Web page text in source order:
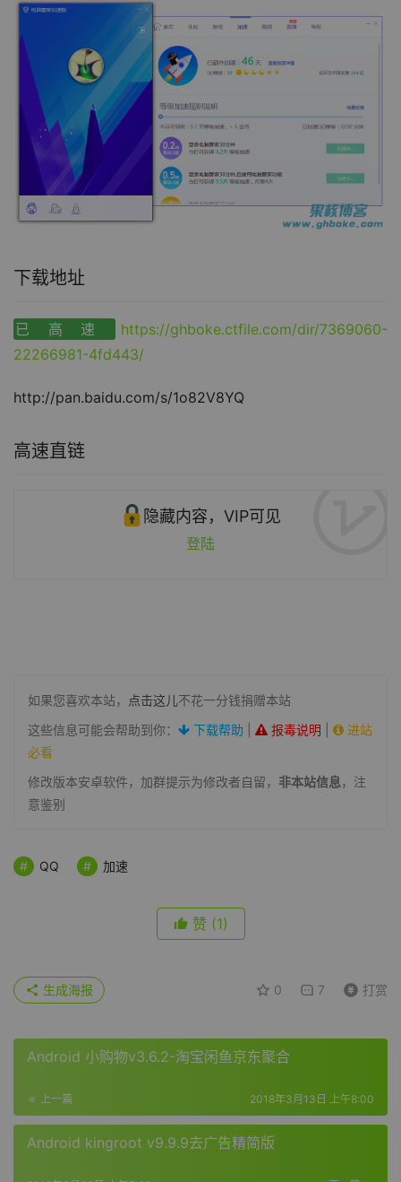
下载地址
已高速
https://ghboke.ctfile.com/dir/7369060-
22266981-4fd443/
http://pan.baidu.com/s/1o82V8YQ
高速直链
隐藏内容，VIP可见
登陆
如果您喜欢本站， 点击这儿不花一分钱捐赠本站
这些信息可能会帮助到你：
下载帮助 报毒说明
进站
必看
修改版本安卓软件，加群提示为修改者自留， 非本站信息，注
意鉴别
QQ 加速
赞 (1)
0 7 打赏
生成海报
Android 小购物v3.6.2-淘宝闲鱼京东聚合
上一篇 2018年3月13日 上午8:00
Android kingroot v9.9.9去广告精简版